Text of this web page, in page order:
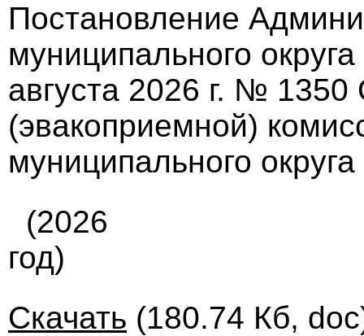
Постановление
муниципального
августа 2026 г. №
(эвакоприемной)
муниципального округа
(2026
год)
Скачать (180.74 Кб,